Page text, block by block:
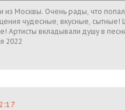
из Москвы. Очень рады, что
чудесные, вкусные, сытные!
Артисты вкладывали душу в
2022